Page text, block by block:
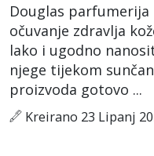
Douglas
očuvanje zdravlja
lako i ugodno
njege tijekom
proizvoda gotovo ...
Kreirano 23 Lipanj